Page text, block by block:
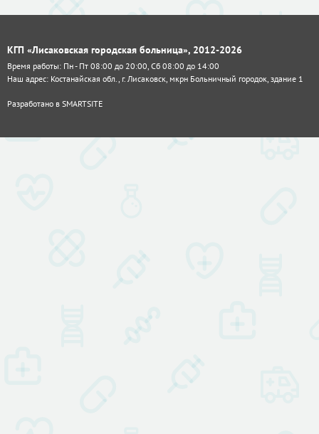
КГП «Лисаковская городская больница», 2012-2026
Время работы: Пн - Пт 08:00 до 20:00, Сб 08:00 до 14:00
Наш адрес: Костанайская обл., г. Лисаковск, мкрн Больничный городок, здание 1
Разработано в SMARTSITE